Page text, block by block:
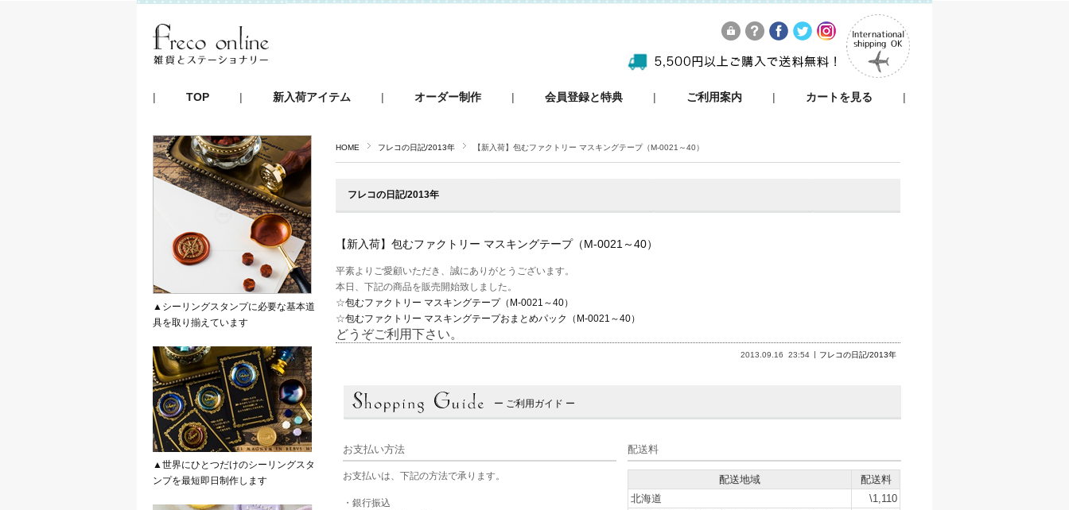
TOP 新入荷アイテム オーダー制作 会員登録と特典 ご利用案内 カートを見る
HOME フレコの日記/2013年 【新入荷】包むファクトリー マスキングテープ（M-0021～40）
フレコの日記/2013年
【新入荷】包むファクトリー マスキングテープ（M-0021～40）
平素よりご愛顧いただき、誠にありがとうございます。
本日、下記の商品を販売開始致しました。
☆包むファクトリー マスキングテープ（M-0021～40）
☆包むファクトリー マスキングテープおまとめパック（M-0021～40）
どうぞご利用下さい。
2013.09.16 23:54 フレコの日記/2013年
ー ご利用ガイド ー
お支払い方法
お支払いは、下記の方法で承ります。
・銀行振込
配送料
配送地域
配送料
北海道
\1,110
▲シーリングスタンプに必要な基本道
具を取り揃えています
▲世界にひとつだけのシーリングスタ
ンプを最短即日制作します